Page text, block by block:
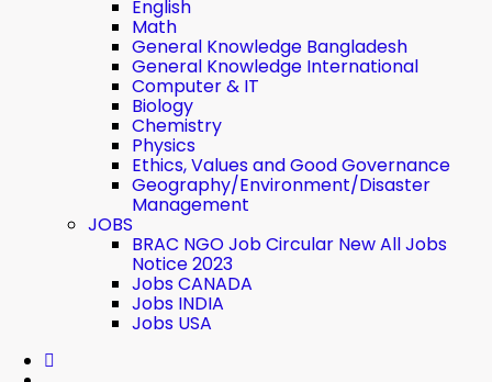
English
Math
General Knowledge Bangladesh
General Knowledge International
Computer & IT
Biology
Chemistry
Physics
Ethics, Values ​​and Good Governance
Geography/Environment/Disaster
Management
JOBS
BRAC NGO Job Circular New All Jobs
Notice 2023
Jobs CANADA
Jobs INDIA
Jobs USA